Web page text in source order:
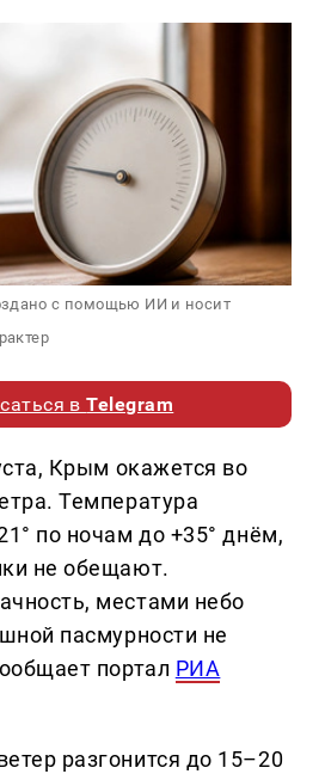
с помощью ИИ и носит
вTelegram
Крым окажется во
Температура
по ночам до +35° днём,
не обещают.
местами небо
пасмурности не
портал РИА
разгонится до 15–20